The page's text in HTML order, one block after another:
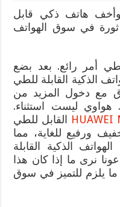
هاتف ذكي قابل
في سوق الهواتف
أمر رائع. بعد بضع
الذكية القابلة للطي
مع دخول المزيد من
هواوي ليست استثناء.
HUAWEI القابل للطي
ورفيع للغاية، مما
الذكية القابلة
نرى ما إذا كان هذا
ما يلزم للتميز في سوق